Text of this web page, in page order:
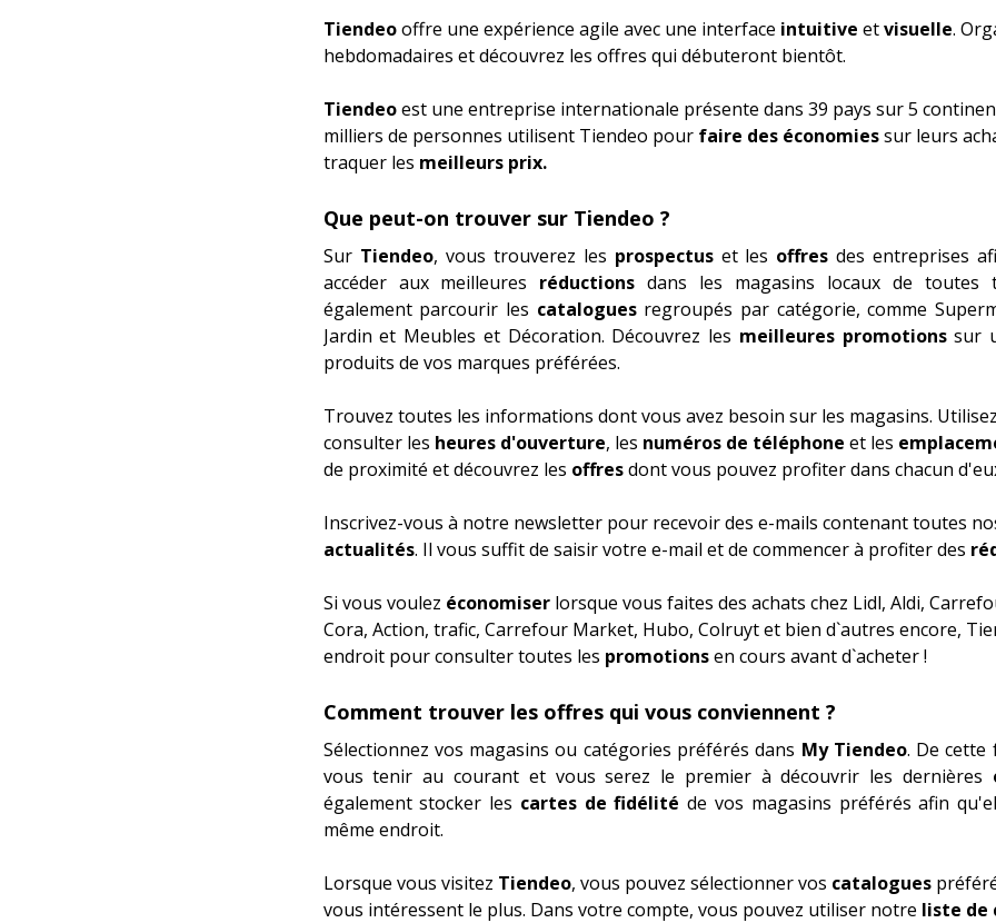
Tiendeooffre une expérience agile avec une interface intuitive etvisuelle.
hebdomadaires et découvrez les offres qui débuteront bientôt.
Tiendeoest une entreprise internationale présente dans 39 pays sur 5
milliers de personnes utilisent Tiendeo pour faire des économiessur leurs
traquer les meilleurs prix.
Que peut-on trouver sur Tiendeo ?
Sur Tiendeo, vous trouverez les prospectuset les offres des entreprises
accéder aux meilleures réductions dans les magasins locaux de toutes
également parcourir les cataloguesregroupés par catégorie, comme
Jardin et Meubles et Décoration. Découvrez les meilleures promotionssur
produits de vos marques préférées.
Trouvez toutes les informations dont vous avez besoin sur les magasins. Utilisez
consulter les heures d'ouverture, les numéros de téléphone et les
de proximité et découvrez les offresdont vous pouvez profiter dans chacun
Inscrivez-vous à notre newsletter pour recevoir des e-mails contenant toutes
actualités. Il vous suffit de saisir votre e-mail et de commencer à profiter des
Si vous voulez économiserlorsque vous faites des achats chez Lidl, Aldi,
Cora, Action, trafic, Carrefour Market, Hubo, Colruytet bien d`autres encore,
endroit pour consulter toutes les promotionsen cours avant d`acheter !
Comment trouver les offres qui vous conviennent ?
Sélectionnez vos magasins ou catégories préférés dans My Tiendeo. De cette
vous tenir au courant et vous serez le premier à découvrir les dernières
également stocker les cartes de fidélité de vos magasins préférés afin
même endroit.
Lorsque vous visitez Tiendeo, vous pouvez sélectionner vos catalogues
vous intéressent le plus. Dans votre compte, vous pouvez utiliser notre liste de